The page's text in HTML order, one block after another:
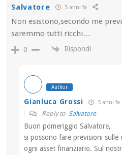
Salvatore 5 anni fa
Non esistono,secondo me
saremmo tutti ricchi…
0 Rispondi
Author
Gianluca Grossi 5 anni fa
Reply toSalvatore
Buon pomeriggio Salvatore,
si possono fare previsioni sulle
ogni asset finanziario. Sul